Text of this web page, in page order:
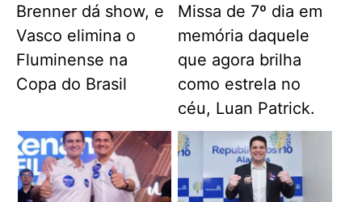
Brenner dá show, e
Vasco elimina o
Fluminense na
Copa do Brasil
Missa de 7º dia em
memória daquele
que agora brilha
como estrela no
céu, Luan Patrick.